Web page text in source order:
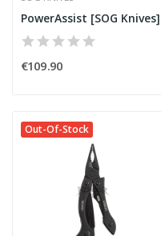
PowerAssist [SOG Knives]
€109.90
Out-Of-Stock